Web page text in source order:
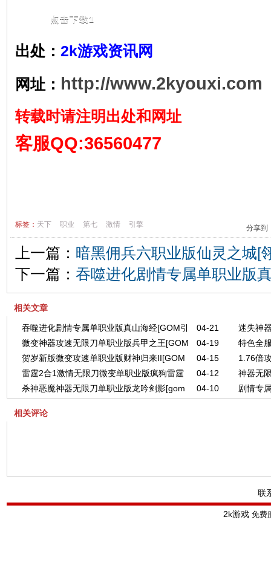
点击下载1
出处： 2k游戏资讯网
网址： http://www.2kyouxi.com
转载时请注明出处和网址
客服QQ:36560477
标签： 天下 职业 第七 激情 引擎 分享到
上一篇： 暗黑佣兵六职业版仙灵之城[
下一篇： 吞噬进化剧情专属单职业版
相关文章
04-21
吞噬进化剧情专属单职业版真山海经[GOM引
擎]
迷失神
擎]
04-19
微变神器攻速无限刀单职业版兵甲之王[GOM
引擎]
特色全
[GOM
04-15
贺岁新版微变攻速单职业版财神归来II[GOM
引擎]
1.76倍
[GOM
04-12
雷霆2合1激情无限刀微变单职业版疯狗雷霆
[GOM引擎]
神器无
04-10
杀神恶魔神器无限刀单职业版龙吟剑影[gom
剧情专
相关评论
联
2k游戏 免费